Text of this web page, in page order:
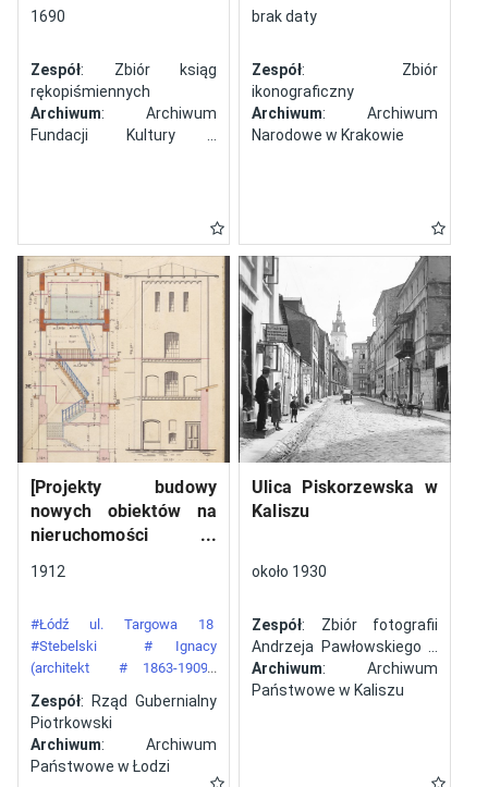
1690
Zespół: Zbiór ksiąg
rękopiśmiennych
Archiwum: Archiwum
Fundacji Kultury i
brak daty
Zespół: Zbiór
ikonograficzny
Archiwum: Archiwum
Narodowe w Krakowie
[Projekty budowy
nowych obiektów na
nieruchomości
numerem 34 przy ulicy
Łodzi]
1912
#Łódź ul. Targowa 18
#Stebelski
# Ignacy
(architekt
# 1863-1909)
Zespół: Rząd Gubernialny
Piotrkowski
Archiwum: Archiwum
Państwowe w Łodzi
Ulica Piskorzewska w
Kaliszu
około 1930
Zespół: Zbiór fotografii
Andrzeja Pawłowskiego z
Kalisza
Archiwum: Archiwum
Państwowe w Kaliszu